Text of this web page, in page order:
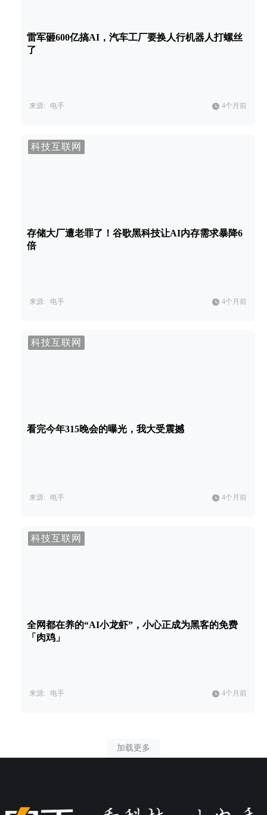
雷军砸600亿搞AI，汽车工厂要换人行机器人打螺丝
了
来源: 电手 4个月前
科技互联网
存储大厂遭老罪了！谷歌黑科技让AI内存需求暴降6
倍
来源: 电手 4个月前
科技互联网
看完今年315晚会的曝光，我大受震撼
来源: 电手 4个月前
科技互联网
全网都在养的“AI小龙虾”，小心正成为黑客的免费
「肉鸡」
来源: 电手 4个月前
加载更多